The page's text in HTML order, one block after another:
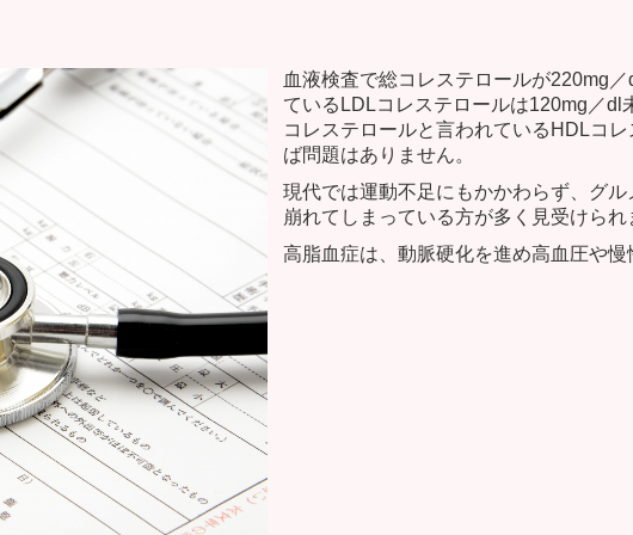
血液検査で総コレステロールが220mg
ているLDLコレステロールは120mg／dl
コレステロールと言われているHDLコ
ば問題はありません。
現代では運動不足にもかかわらず、グ
崩れてしまっている方が多く見受けられ
高脂血症は、動脈硬化を進め高血圧や慢